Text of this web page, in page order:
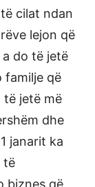
cilat ndan
lejon që
a do të jetë
familje që
të jetë më
dhe
janarit ka
të
biznes që